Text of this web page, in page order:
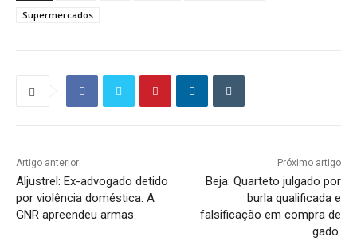
Supermercados
Artigo anterior
Aljustrel: Ex-advogado detido
por violência doméstica. A
GNR apreendeu armas.
Próximo artigo
Beja: Quarteto julgado por
burla qualificada e
falsificação em compra de
gado.